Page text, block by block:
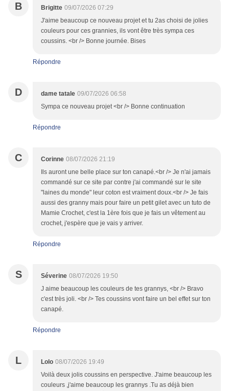
B Brigitte 09/07/2026 07:29
J'aime beaucoup ce nouveau projet et tu 2as choisi de jolies
couleurs pour ces grannies, ils vont être très sympa ces
coussins. <br /> Bonne journée. Bises
Répondre
D dame tatale 09/07/2026 06:58
Sympa ce nouveau projet <br /> Bonne continuation
Répondre
C Corinne 08/07/2026 21:19
Ils auront une belle place sur ton canapé.<br /> Je n'ai jamais
commandé sur ce site par contre j'ai commandé sur le site
"laines du monde" leur coton est vraiment doux.<br /> Je fais
aussi des granny mais pour faire un petit gilet avec un tuto de
Mamie Crochet, c'est la 1ère fois que je fais un vêtement au
crochet, j'espère que je vais y arriver.
Répondre
S Séverine 08/07/2026 19:50
J aime beaucoup les couleurs de tes grannys, <br /> Bravo
c'est très joli. <br /> Tes coussins vont faire un bel effet sur ton
canapé.
Répondre
L Lolo 08/07/2026 19:49
Voilà deux jolis coussins en perspective. J'aime beaucoup les
couleurs ,j'aime beaucoup les grannys .Tu as déjà bien